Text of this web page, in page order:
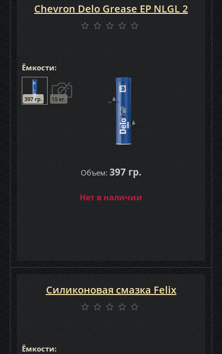
Ёмкости:
397 гр. 15 кг.
Объем: 397 гр.
Chevron Delo Grease EP NLGL 2
Нет в наличии
Ёмкости:
Силиконовая смазка Felix